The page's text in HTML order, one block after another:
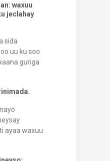
waxuu
jeclahay
sida
uu ku soo
guriga
ayaa waxuu